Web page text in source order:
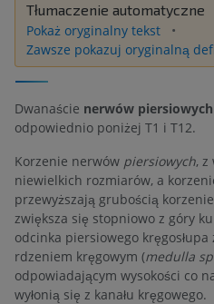
Tłumaczenie automatyczne
Pokaż oryginalny tekst
Zawsze pokazuj oryginalną
Dwanaście nerwów piersiowych
odpowiednio poniżej T1 i T12.
Korzenie nerwów piersiowych, z
niewielkich rozmiarów, a
przewyższają grubością
zwiększa się stopniowo z góry
odcinka piersiowego
rdzeniem kręgowym (medulla
odpowiadającym wysokości co
wyłonią się z kanału kręgowego.